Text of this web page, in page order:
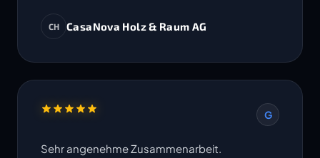
CH CasaNova Holz & Raum AG
G
Sehr angenehme Zusammenarbeit.